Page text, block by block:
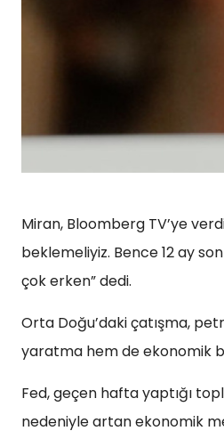
Miran, Bloomberg TV’ye
beklemeliyiz. Bence 12 ay
çok erken” dedi.
Orta Doğu’daki çatışma,
yaratma hem de ekonomik
Fed, geçen hafta yaptığı
nedeniyle artan ekonomik